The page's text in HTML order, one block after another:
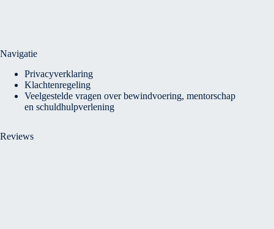
Navigatie
Privacyverklaring
Klachtenregeling
Veelgestelde vragen over bewindvoering, mentorschap
en schuldhulpverlening
Reviews